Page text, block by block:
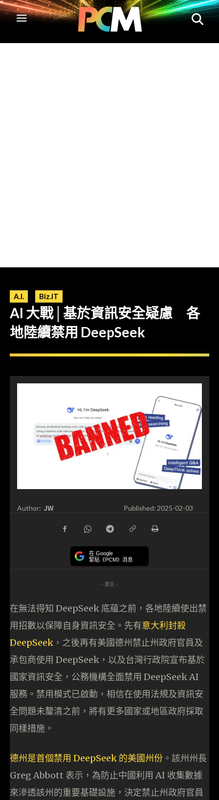
A.I. Biz.IT
AI 大戰│基於資訊安全疑慮 各
地陸續禁用 DeepSeek
Author: JW Published: 2025-02-03
在 Google
緊貼《PCM》消息
- 廣告 -
在無法得知 DeepSeek 底蘊之前，各地陸續使出禁
用招數以保障自身資訊安全。先有意大利封殺
DeepSeek ，之後再有美國德州禁止州政府官員及
承包商使用 DeepSeek，以及台灣行政院宣布基於
國家資訊安全，公務機構全面禁用 DeepSeek AI
服務。禁用模式已啟動，相信在使用法規及資訊安
全問題未釐清之前，將有更多國家或地區政府採取
同樣措施。
德州是首個禁用 DeepSeek 的美國州份 。該州州長
Greg Abbott 表示，為防止中國利用 AI 收集數據
來滲透該州的重要基礎設施，決定禁止州政府官員